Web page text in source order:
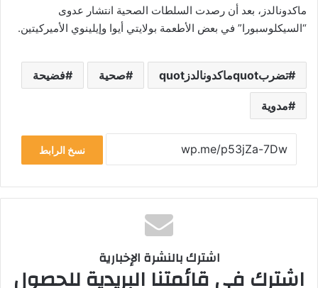
ماكدونالدز، بعد أن رصدت السلطات الصحية انتشار عدوى
“السيكلوسبورا” في بعض الأطعمة بولايتي أيوا وإيلينوي الأميركيتين.
تضربquotماكدونالدزquot صحية فضيحة
مدوية
نسخ الرابط
اشترك بالنشرة الإخبارية
اشترك في قائمتنا البريدية للحصول